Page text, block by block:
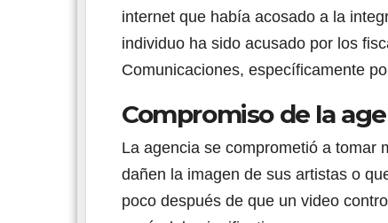
internet que había acosado a la
individuo ha sido acusado por los
Comunicaciones, específicamente
Compromiso de la
La agencia se comprometió a tomar
dañen la imagen de sus artistas o
poco después de que un video